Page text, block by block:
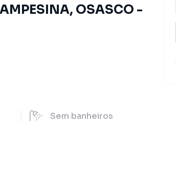
OSASCO -
Sem banheiros